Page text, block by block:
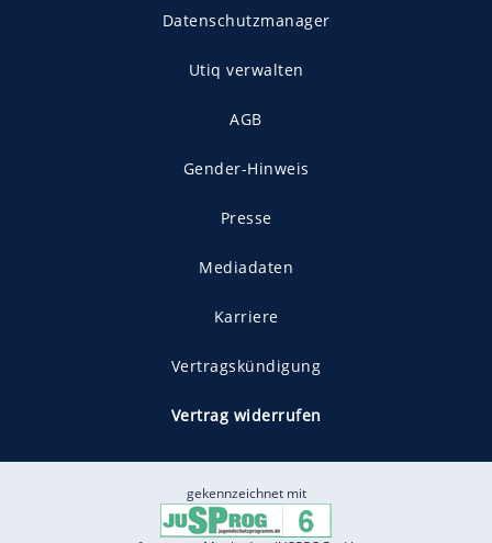
Datenschutzmanager
Utiq verwalten
AGB
Gender-Hinweis
Presse
Mediadaten
Karriere
Vertragskündigung
Vertrag widerrufen
gekennzeichnet mit